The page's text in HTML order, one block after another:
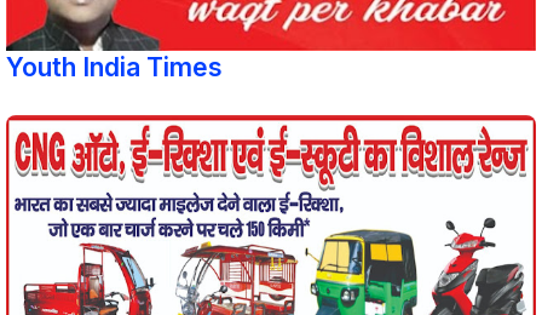
Youth India Times